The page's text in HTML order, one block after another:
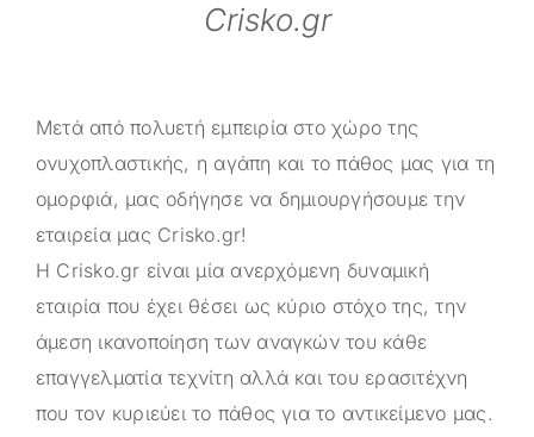
Crisko.gr
Μετά από πολυετή εμπειρία στο χώρο της
ονυχοπλαστικής, η αγάπη και το πάθος μας για τη
ομορφιά, μας οδήγησε να δημιουργήσουμε την
εταιρεία μας Crisko.gr!
Η Crisko.gr είναι μία ανερχόμενη δυναμική
εταιρία που έχει θέσει ως κύριο στόχο της, την
άμεση ικανοποίηση των αναγκών του κάθε
επαγγελματία τεχνίτη αλλά και του ερασιτέχνη
που τον κυριεύει το πάθος για το αντικείμενο μας.